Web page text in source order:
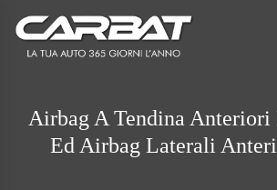
Airbag A Tendina Anteriori
Ed Airbag Laterali